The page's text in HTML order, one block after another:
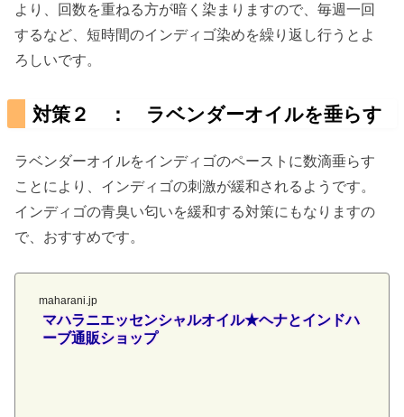
より、回数を重ねる方が暗く染まりますので、毎週一回
するなど、短時間のインディゴ染めを繰り返し行うとよ
ろしいです。
対策２ ： ラベンダーオイルを垂らす
ラベンダーオイルをインディゴのペーストに数滴垂らす
ことにより、インディゴの刺激が緩和されるようです。
インディゴの青臭い匂いを緩和する対策にもなりますの
で、おすすめです。
maharani.jp
マハラニエッセンシャルオイル★ヘナとインドハ
ーブ通販ショップ